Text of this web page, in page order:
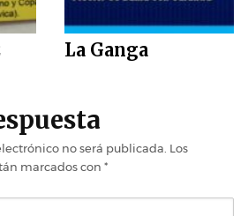
La Ganga
no será publicada. Los
marcados con *